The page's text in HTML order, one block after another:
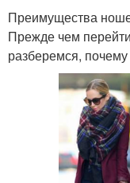
Преимущества
Прежде чем
разберемся, почему